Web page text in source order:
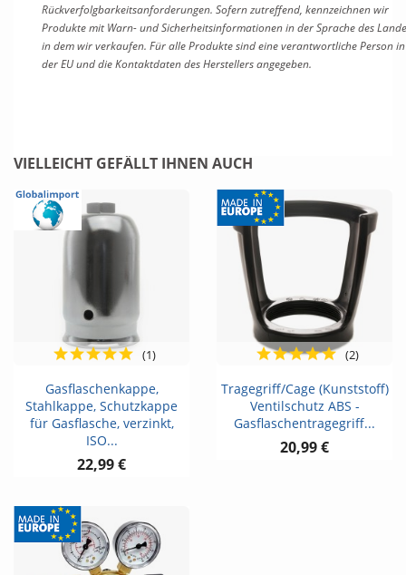
Rückverfolgbarkeitsanforderungen. Sofern zutreffend, kennzeichnen wir
Produkte mit Warn- und Sicherheitsinformationen in der Sprache des
in dem wir verkaufen. Für alle Produkte sind eine verantwortliche Person in
der EU und die Kontaktdaten des Herstellers angegeben.
VIELLEICHT GEFÄLLT IHNEN AUCH
Gasflaschenkappe,
Stahlkappe, Schutzkappe
für Gasflasche, verzinkt,
ISO...
22,99 €
(1)
Tragegriff/Cage (Kunststoff)
Ventilschutz ABS -
Gasflaschentragegriff...
20,99 €
(2)